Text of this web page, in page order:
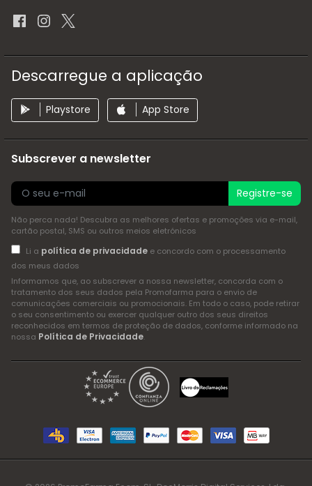
Descarregue a aplicação
Playstore App Store
Subscrever a newsletter
Registre-se
Não perca nada! Descubra as melhores ofertas e promoções via e-mail,
cartão postal, SMS ou outros meios eletrónicos
Li a política de privacidadee concordo com o processamento
dos meus dados
Informamos que, ao subscrever a nossa newsletter, concorda com o
tratamento dos seus dados pela Promofarma para o envio de
comunicações comerciais ou promocionais. Em todo o caso, pode retirar
o seu consentimento ou exercer qualquer outro dos seus direitos
reconhecidos em termos de proteção de dados, conforme informado na
nossa Política de Privacidade.